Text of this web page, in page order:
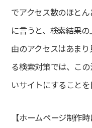
でアクセス数のほと
に言うと、検索結果
由のアクセスはあま
る検索対策では、こ
いサイトにすることを
【ホームページ制作